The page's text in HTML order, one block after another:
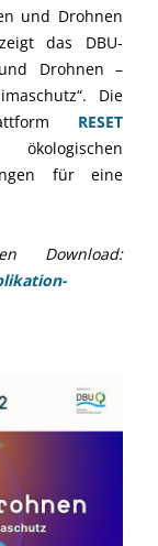
und Drohnen
das DBU-
Drohnen –
Die
RESET
für eine
Download: